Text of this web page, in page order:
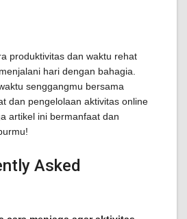
produktivitas dan waktu rehat
hari dengan bahagia.
senggangmu bersama
dan pengelolaan aktivitas online
artikel ini bermanfaat dan
Asked